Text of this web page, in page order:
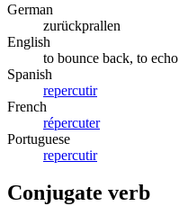
German
zurückprallen
English
to bounce back, to echo
Spanish
repercutir
French
répercuter
Portuguese
repercutir
Conjugate verb